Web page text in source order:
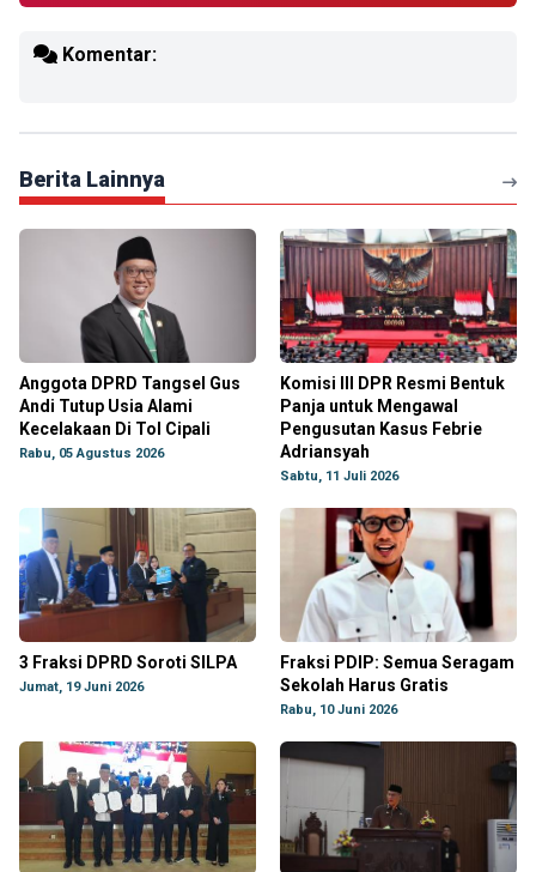
Komentar:
Berita Lainnya
Anggota DPRD Tangsel Gus
Andi Tutup Usia Alami
Kecelakaan Di Tol Cipali
Rabu, 05 Agustus 2026
Komisi III DPR Resmi Bentuk
Panja untuk Mengawal
Pengusutan Kasus Febrie
Adriansyah
Sabtu, 11 Juli 2026
3 Fraksi DPRD Soroti SILPA
Jumat, 19 Juni 2026
Fraksi PDIP: Semua Seragam
Sekolah Harus Gratis
Rabu, 10 Juni 2026